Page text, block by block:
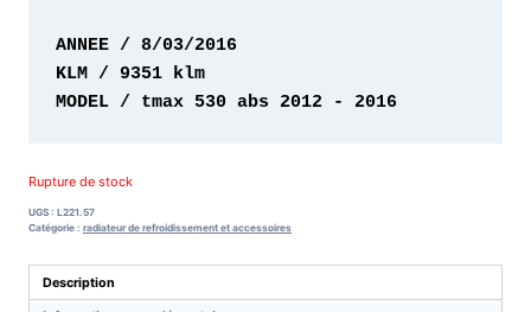
ANNEE / 8/03/2016
MODEL / tmax 530 abs 2012 - 2016
Rupture de stock
UGS : L221.57
Catégorie : radiateur de refroidissement et accessoires
Description